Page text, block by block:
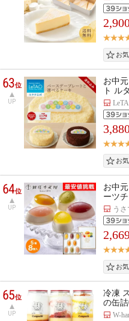
63位
UP
お中
ト ル
64位
UP
お中
ーツ
う
65位
UP
冷凍
の缶詰
W-